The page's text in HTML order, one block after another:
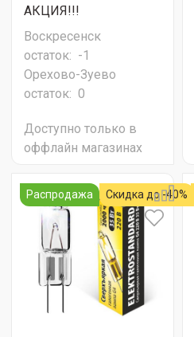
АКЦИЯ!!!
Воскресенск
остаток: -1
Орехово-Зуево
остаток: 0
Доступно только в
оффлайн магазинах
Распродажа Скидка до -40%